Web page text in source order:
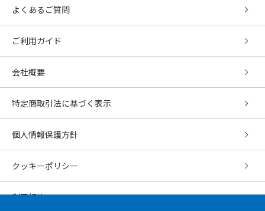
よくあるご質問
ご利用ガイド
会社概要
特定商取引法に基づく表示
個人情報保護方針
クッキーポリシー
利用規約